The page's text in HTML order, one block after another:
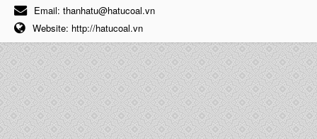
Email: thanhatu@hatucoal.vn
Website: http://hatucoal.vn